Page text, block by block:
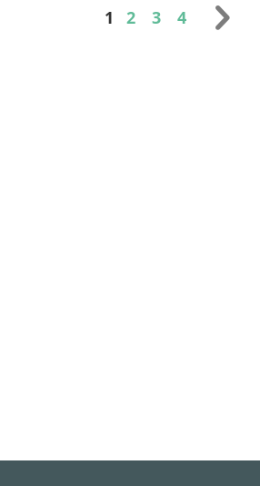
Pagina
Attualmente stai
1 Pagina
2 Pagina
3 Pagina
4